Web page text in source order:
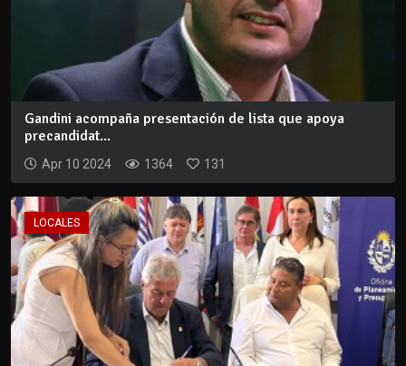
Gandini acompaña presentación de lista que apoya
precandidat...
Apr 10 2024 1364 131
LOCALES